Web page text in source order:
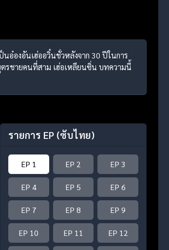
นอ๋องอันเฮ่ออวิ๋นชั่วหลังจาก 30 ปีในการ
รชายคนที่สาม เฮ่อเหลียนซิ่น บทความนี้
รายการ EP (ซับไทย)
EP 1 EP 2 EP 3
EP 4 EP 5 EP 6
EP 7 EP 8 EP 9
EP 10 EP 11 EP 12